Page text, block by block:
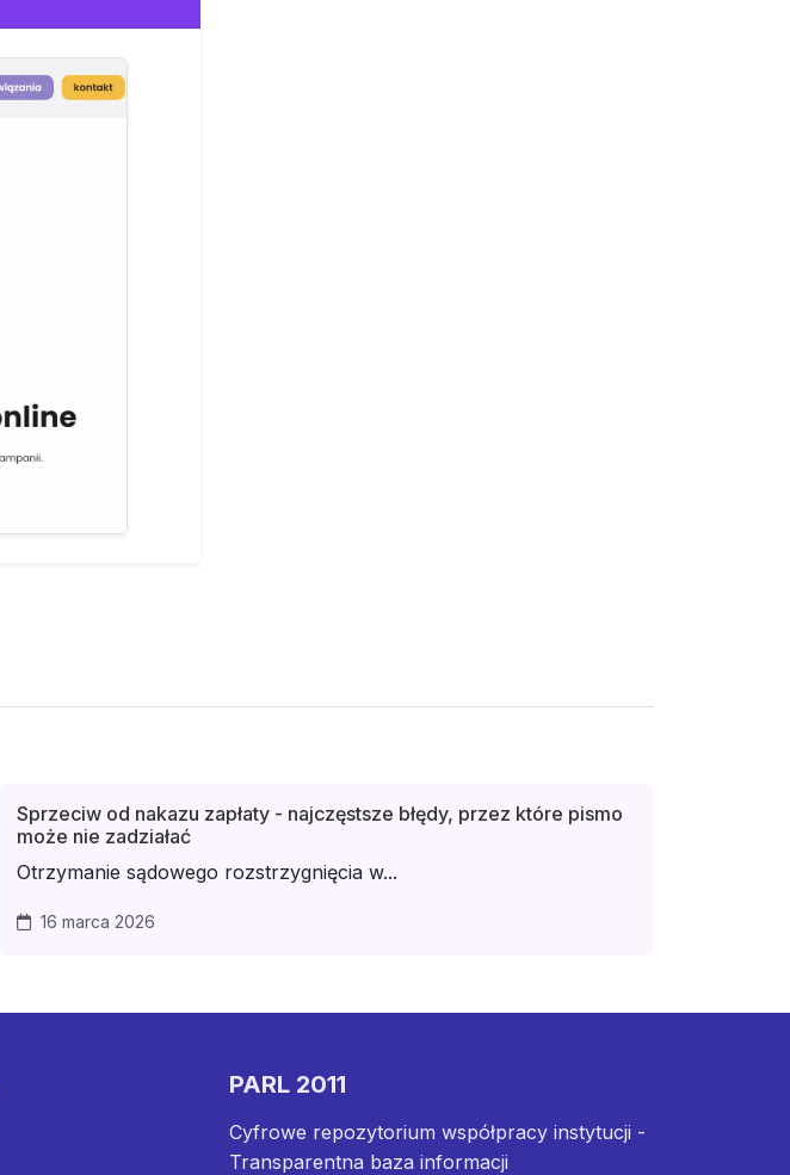
Sprzeciw od nakazu zapłaty - najczęstsze błędy, przez które pismo
może nie zadziałać
Otrzymanie sądowego rozstrzygnięcia w...
16 marca 2026
PARL 2011
Cyfrowe repozytorium współpracy instytucji -
Transparentna baza informacji